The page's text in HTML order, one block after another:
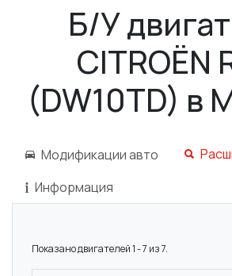
Б/У
CITROËN
(DW10TD) в
Модификации авто
Информация
Показано двигателей 1 - 7 из 7.